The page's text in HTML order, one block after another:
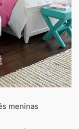
meninas